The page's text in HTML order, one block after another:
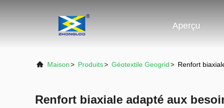
Aperçu
Maison> Produits> Géotextile Geogrid> Renfort
Renfort biaxiale adapté aux